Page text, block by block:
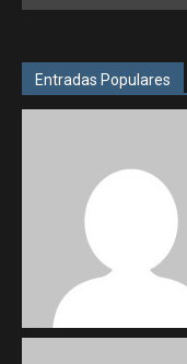
Entradas Populares